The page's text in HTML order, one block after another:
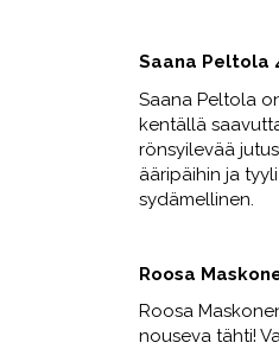
Saana Peltola
Saana Peltola
kentällä
rönsyilevää
ääripäihin ja
sydämellinen.
Roosa
Roosa
nouseva tähti!